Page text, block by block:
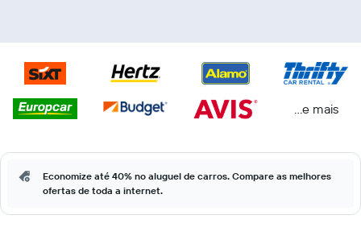
...e mais
Economize até 40% no aluguel de carros. Compare as melhores
ofertas de toda a internet.